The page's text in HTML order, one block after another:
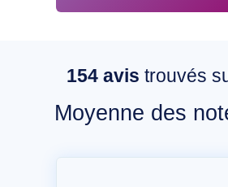
154 avis trouvés
Moyenne des